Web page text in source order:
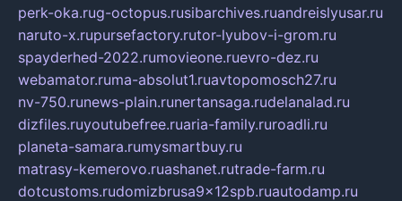
perk-oka.rug-octopus.rusibarchives.ruandreislyusar.ru
naruto-x.rupursefactory.rutor-lyubov-i-grom.ru
spayderhed-2022.rumovieone.ruevro-dez.ru
webamator.ruma-absolut1.ruavtopomosch27.ru
nv-750.runews-plain.runertansaga.rudelanalad.ru
dizfiles.ruyoutubefree.ruaria-family.ruroadli.ru
planeta-samara.rumysmartbuy.ru
matrasy-kemerovo.ruashanet.rutrade-farm.ru
dotcustoms.rudomizbrusa9x12spb.ruautodamp.ru